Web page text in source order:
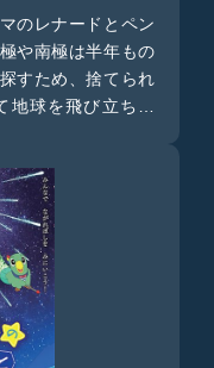
のレナードとペン
や南極は半年もの
すため、捨てられ
球を飛び立ちま
、ミッションイン
絶対に見逃せませ